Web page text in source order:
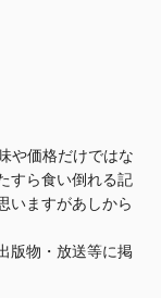
や価格だけではな
すら食い倒れる記
いますがあしから
版物・放送等に掲